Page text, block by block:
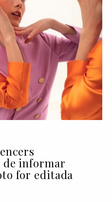
de informar
for editada